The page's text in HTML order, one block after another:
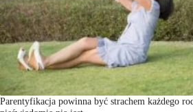
Parentyfikacja powinna być strachem każdego